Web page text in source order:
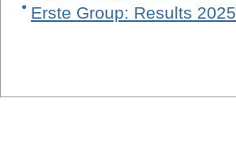
Erste Group: Results 2025